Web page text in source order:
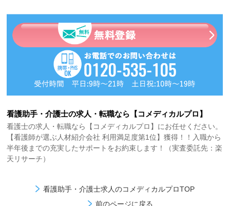
看護助手・介護士の求人・転職なら【コメディカルプロ】
看護士の求人・転職なら【コメディカルプロ】にお任せください。
【看護師が選ぶ人材紹介会社 利用満足度第1位】獲得！！入職から
半年後までの充実したサポートをお約束します！（実査委託先：楽
天リサーチ）
看護助手・介護士求人のコメディカルプロTOP
前のページに戻る